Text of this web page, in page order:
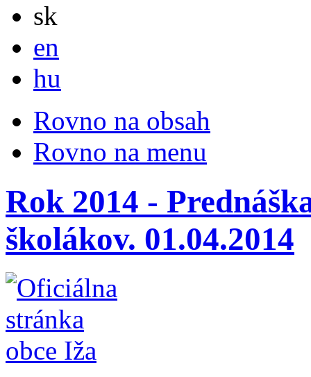
sk
en
hu
Rovno na obsah
Rovno na menu
Rok 2014 -
školákov. 01.04.2014